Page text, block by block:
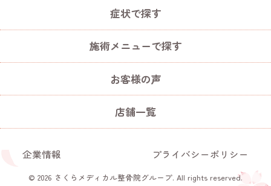
症状で探す
施術メニューで探す
お客様の声
店舗一覧
企業情報 プライバシーポリシー
© 2026 さくらメディカル整骨院グループ. All rights reserved.